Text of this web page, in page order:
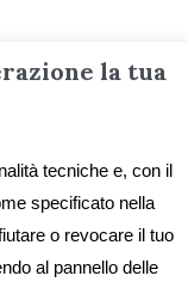
la tua
tecniche e, con il
specificato nella
o revocare il tuo
al pannello delle